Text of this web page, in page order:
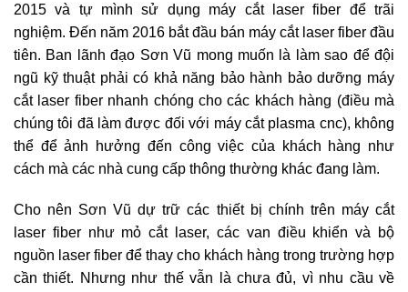
2015 và tự mình sử dụng máy cắt laser fiber để trãi
nghiệm. Đến năm 2016 bắt đầu bán máy cắt laser fiber đầu
tiên. Ban lãnh đạo Sơn Vũ mong muốn là làm sao để đội
ngũ kỹ thuật phải có khả năng bảo hành bảo dưỡng máy
cắt laser fiber nhanh chóng cho các khách hàng (điều mà
chúng tôi đã làm được đối với máy cắt plasma cnc), không
thể để ảnh hưởng đến công việc của khách hàng như
cách mà các nhà cung cấp thông thường khác đang làm.
Cho nên Sơn Vũ dự trữ các thiết bị chính trên máy cắt
laser fiber như mỏ cắt laser, các van điều khiển và bộ
nguồn laser fiber để thay cho khách hàng trong trường hợp
cần thiết. Nhưng như thế vẫn là chưa đủ, vì nhu cầu về